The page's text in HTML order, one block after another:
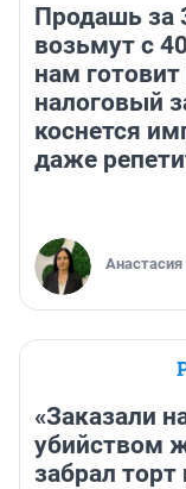
Продашь за
возьмут с
нам
налоговый
коснется
даже
Анастасия
«Заказали
убийством
забрал